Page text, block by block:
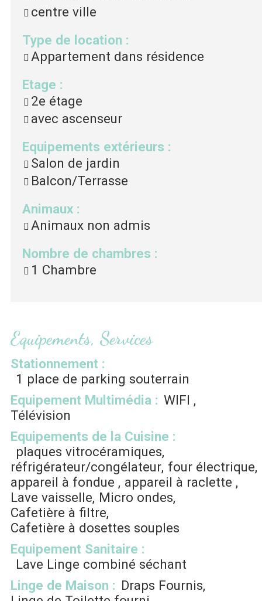
centre ville
Type de location :
Appartement dans résidence
Etage :
2e étage
avec ascenseur
Equipements extérieurs :
Salon de jardin
Balcon/Terrasse
Animaux :
Animaux non admis
Nombre de chambres :
1 Chambre
Equipements, Services
Stationnement :
1 place de parking souterrain
Equipement Multimédia : WIFI
Télévision
Equipements de la Cuisine :
plaques vitrocéramiques
réfrigérateur/congélateur four électrique
appareil à fondue
appareil à raclette
Lave vaisselle Micro ondes
Cafetière à filtre
Cafetière à dosettes souples
Equipement Sanitaire :
Lave Linge combiné séchant
Linge de Maison : Draps Fournis